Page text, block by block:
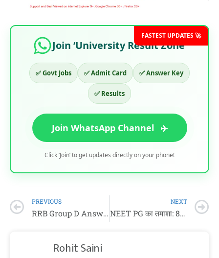
FASTEST UPDATES 🚀
Join ‘University Result Zone’
✅ Govt Jobs ✅ Admit Card ✅ Answer Key
✅ Results
Join WhatsApp Channel ✈️
Click ‘Join’ to get updates directly on your phone!
PREVIOUS
RRB Group D Answer Key 2026 (Out): Download PDF Link
NEXT
NEET PG का तमाशा: 800 में से 9 नंबर, फिर भी सीट पक्की! 🤬 क्या अब ‘पैसों’ से खरीदे जा रहे हैं डॉक्टर?
Rohit Saini